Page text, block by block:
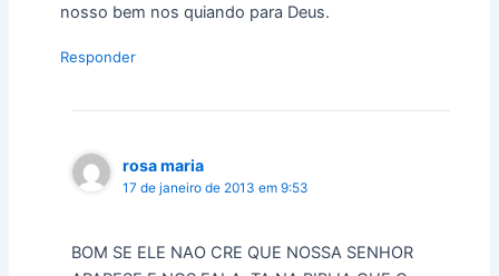
nosso bem nos quiando para Deus.
Responder
rosa maria
17 de janeiro de 2013 em 9:53
BOM SE ELE NAO CRE QUE NOSSA SENHOR